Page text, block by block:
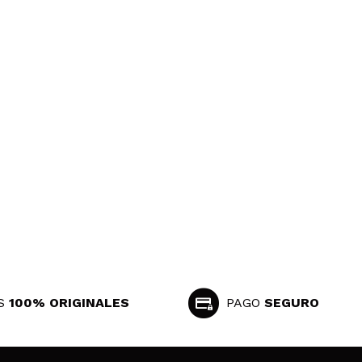
100% ORIGINALES PAGO SEGURO